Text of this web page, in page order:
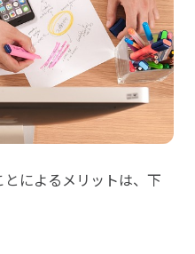
によるメリットは、下